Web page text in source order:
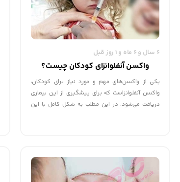
6 سال و 6 ماه و 1 روز قبل
واکسن آنفلوانزای کودکان چیست؟
یکی از واکسن‌های مهم و مورد نیاز برای کودکان،
واکسن آنفلوانزاست که برای پیشگیری از این بیماری
دریافت می‌شود. در این مطلب به شکل کامل با این